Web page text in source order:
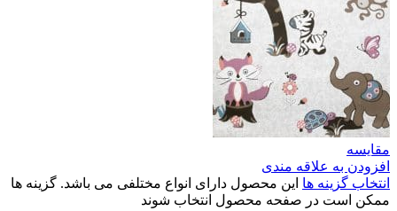
مقایسه
افزودن به علاقه مندی
انتخاب گزینه ها این محصول دارای انواع مختلفی می باشد. گزینه ها
ممکن است در صفحه محصول انتخاب شوند